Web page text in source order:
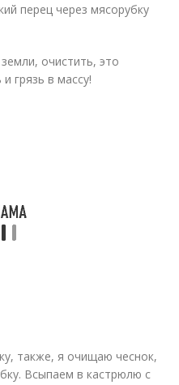
перец через мясорубку
очистить, это
грязь в массу!
также, я очищаю чеснок,
Всыпаем в кастрюлю с